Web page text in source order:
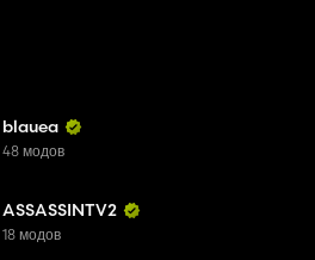
blauea
48 модов
ASSASSINTV2
18 модов